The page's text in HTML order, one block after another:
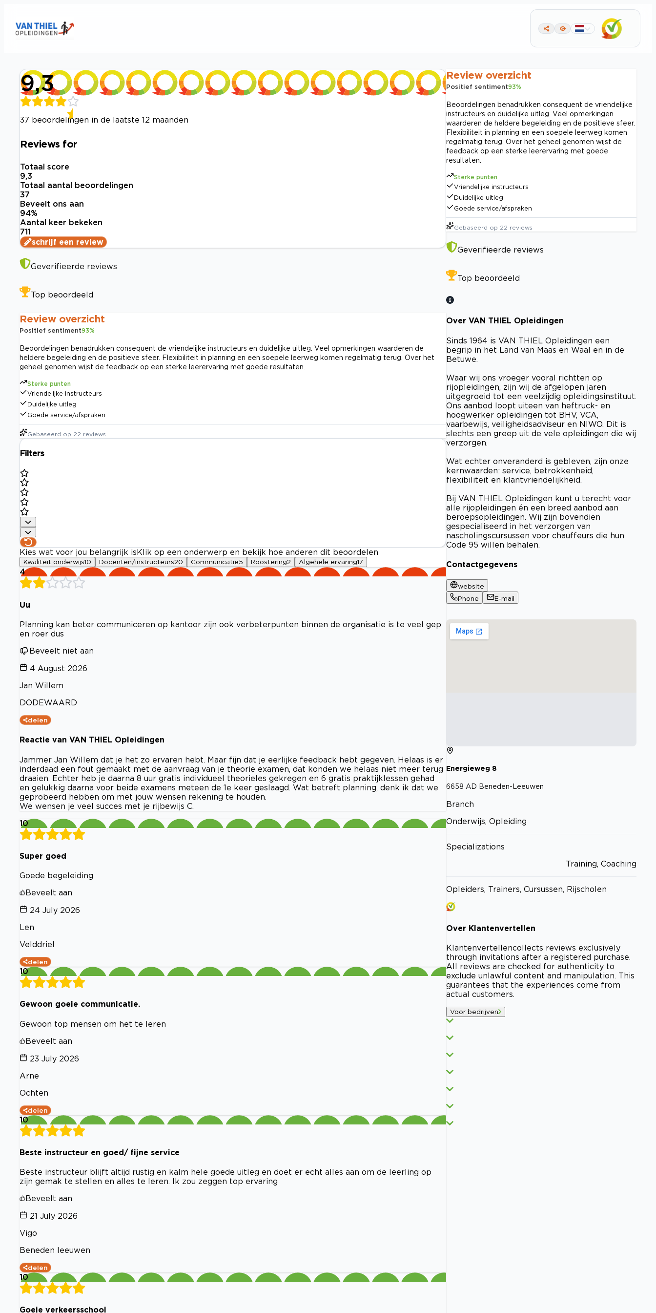
9,3
37 beoordelingen in de laatste 12 maanden
Reviews for
Totaal score
9,3
Totaal aantal beoordelingen
37
Beveelt ons aan
94%
Aantal keer bekeken
711
schrijf een review
Geverifieerde reviews
Top beoordeeld
Review overzicht
Positief sentiment93%
Beoordelingen benadrukken consequent de vriendelijke instructeurs en duidelijke uitleg. Veel opmerkingen waarderen de
heldere begeleiding en de positieve sfeer. Flexibiliteit in planning en een soepele leerweg komen regelmatig terug. Over het
geheel genomen wijst de feedback op een sterke leerervaring met goede resultaten.
Sterke punten
Vriendelijke instructeurs
Duidelijke uitleg
Goede service/afspraken
Gebaseerd op 22 reviews
Filters
Kies wat voor jou belangrijk is Klik op een onderwerp en bekijk hoe anderen dit beoordelen
Kwaliteit onderwijs10 Docenten/instructeurs20 Communicatie5 Roostering2 Algehele ervaring17
4
Uu
Planning kan beter communiceren op kantoor zijn ook verbeterpunten binnen de organisatie is te veel gep
en roer dus
Beveelt niet aan
4 August 2026
Jan Willem
DODEWAARD
delen
Reactie van VAN THIEL Opleidingen
Jammer Jan Willem dat je het zo ervaren hebt. Maar fijn dat je eerlijke feedback hebt gegeven. Helaas is er
inderdaad een fout gemaakt met de aanvraag van je theorie examen, dat konden we helaas niet meer terug
draaien. Echter heb je daarna 8 uur gratis individueel theorieles gekregen en 6 gratis praktijklessen gehad
en gelukkig daarna voor beide examens meteen de 1e keer geslaagd. Wat betreft planning, denk ik dat we
geprobeerd hebben om met jouw wensen rekening te houden.
We wensen je veel succes met je rijbewijs C.
10
Super goed
Goede begeleiding
Beveelt aan
24 July 2026
Len
Velddriel
delen
10
Gewoon goeie communicatie.
Gewoon top mensen om het te leren
Beveelt aan
23 July 2026
Arne
Ochten
delen
10
Beste instructeur en goed/ fijne service
Beste instructeur blijft altijd rustig en kalm hele goede uitleg en doet er echt alles aan om de leerling op
zijn gemak te stellen en alles te leren. Ik zou zeggen top ervaring
Beveelt aan
21 July 2026
Vigo
Beneden leeuwen
delen
10
Goeie verkeersschool
Review overzicht
Positief sentiment93%
Beoordelingen benadrukken consequent de vriendelijke
instructeurs en duidelijke uitleg. Veel opmerkingen
waarderen de heldere begeleiding en de positieve sfeer.
Flexibiliteit in planning en een soepele leerweg komen
regelmatig terug. Over het geheel genomen wijst de
feedback op een sterke leerervaring met goede
resultaten.
Sterke punten
Vriendelijke instructeurs
Duidelijke uitleg
Goede service/afspraken
Gebaseerd op 22 reviews
Geverifieerde reviews
Top beoordeeld
Over VAN THIEL Opleidingen
Sinds 1964 is VAN THIEL Opleidingen een
begrip in het Land van Maas en Waal en in de
Betuwe.
Waar wij ons vroeger vooral richtten op
rijopleidingen, zijn wij de afgelopen jaren
uitgegroeid tot een veelzijdig opleidingsinstituut.
Ons aanbod loopt uiteen van heftruck- en
hoogwerker opleidingen tot BHV, VCA,
vaarbewijs, veiligheidsadviseur en NIWO. Dit is
slechts een greep uit de vele opleidingen die wij
verzorgen.
Wat echter onveranderd is gebleven, zijn onze
kernwaarden: service, betrokkenheid,
flexibiliteit en klantvriendelijkheid.
Bij VAN THIEL Opleidingen kunt u terecht voor
alle rijopleidingen én een breed aanbod aan
beroepsopleidingen. Wij zijn bovendien
gespecialiseerd in het verzorgen van
nascholingscursussen voor chauffeurs die hun
Code 95 willen behalen.
Contactgegevens
website
Phone
E-mail
Energieweg 8
6658 AD Beneden-Leeuwen
Branch
Onderwijs, Opleiding
Specializations
Training, Coaching
Opleiders, Trainers, Cursussen, Rijscholen
Over Klantenvertellen
Klantenvertellencollects reviews exclusively
through invitations after a registered purchase.
All reviews are checked for authenticity to
exclude unlawful content and manipulation. This
guarantees that the experiences come from
actual customers.
Voor bedrijven